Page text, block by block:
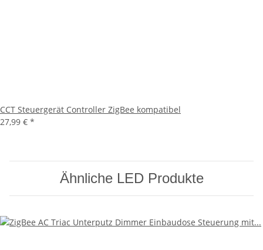
CCT Steuergerät Controller ZigBee kompatibel
27,99 € *
Ähnliche LED Produkte